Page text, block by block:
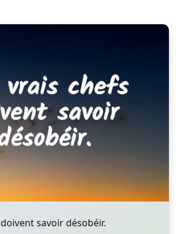
savoir désobéir.